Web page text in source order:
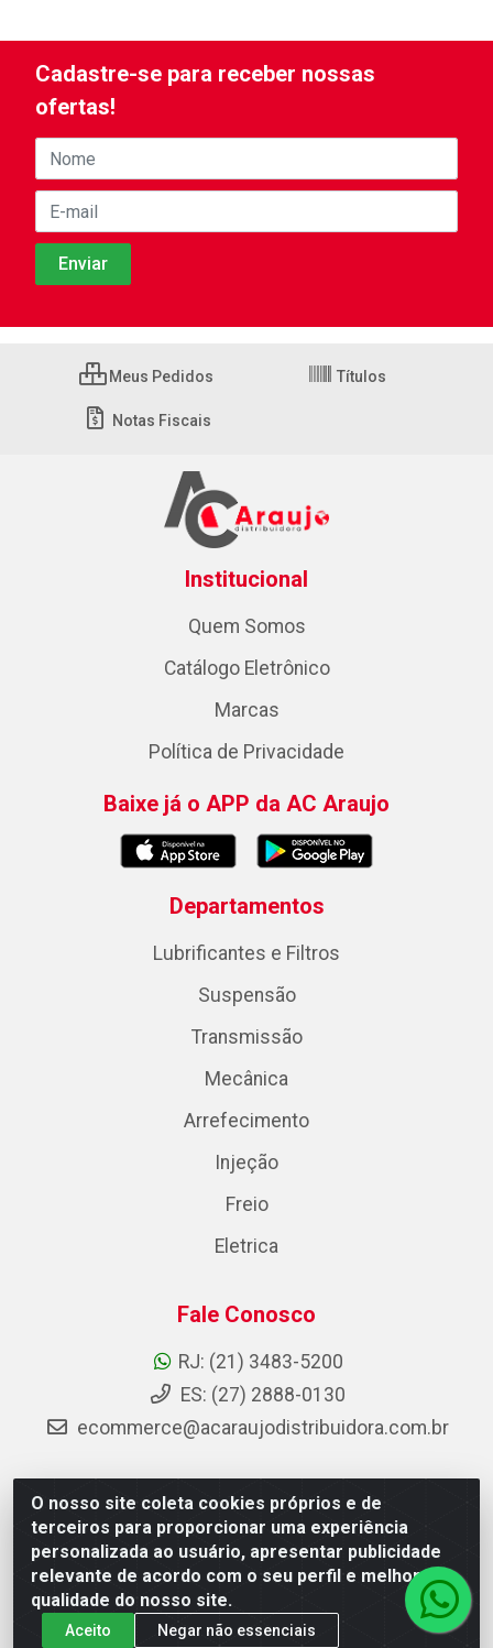
O nosso site coleta cookies próprios e de
terceiros para proporcionar uma experiência
personalizada ao usuário, apresentar publicidade
relevante de acordo com o seu perfil e melhorar a
qualidade do nosso site.
Aceito Negar não essenciais
Cadastre-se para receber nossas
ofertas!
Meus Pedidos Títulos
Notas Fiscais
Institucional
Quem Somos
Catálogo Eletrônico
Marcas
Política de Privacidade
Baixe já o APP da AC Araujo
Departamentos
Lubrificantes e Filtros
Suspensão
Transmissão
Mecânica
Arrefecimento
Injeção
Freio
Eletrica
Fale Conosco
RJ: (21) 3483-5200
ES: (27) 2888-0130
ecommerce@acaraujodistribuidora.com.br
AC Araujo Distribuidora - Rua Carneiro de Campos, 42 -
São Cristóvão, Rio de Janeiro/RJ - CEP 20.920-410 -
CNPJ 08.744.753/0003-85